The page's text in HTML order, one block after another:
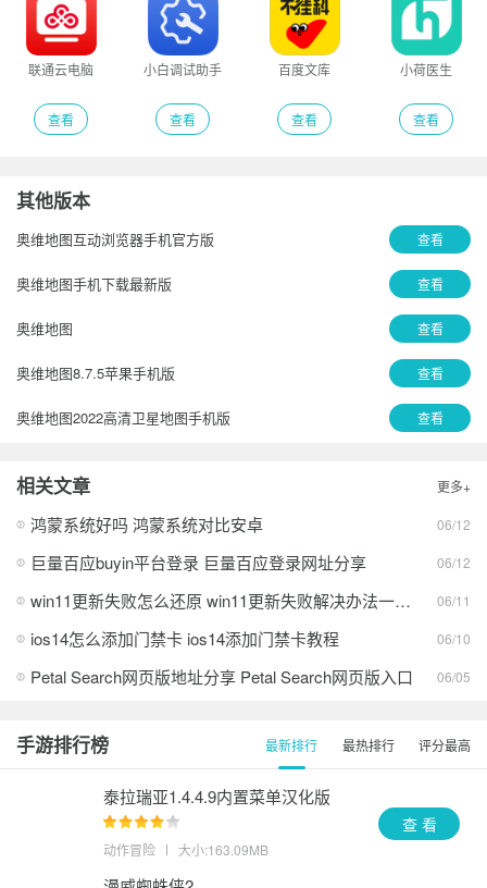
联通云电脑
查看
小白调试助手
查看
百度文库
查看
小荷医生
查看
其他版本
奥维地图互动浏览器手机官方版 查看
奥维地图手机下载最新版 查看
奥维地图 查看
奥维地图8.7.5苹果手机版 查看
奥维地图2022高清卫星地图手机版 查看
相关文章 更多+
鸿蒙系统好吗 鸿蒙系统对比安卓 06/12
巨量百应buyin平台登录 巨量百应登录网址分享 06/12
win11更新失败怎么还原 win11更新失败解决办法一览2026 06/11
ios14怎么添加门禁卡 ios14添加门禁卡教程 06/10
Petal Search网页版地址分享 Petal Search网页版入口 06/05
手游排行榜 最新排行 最热排行 评分最高
泰拉瑞亚1.4.4.9内置菜单汉化版
动作冒险 大小:163.09MB
查 看